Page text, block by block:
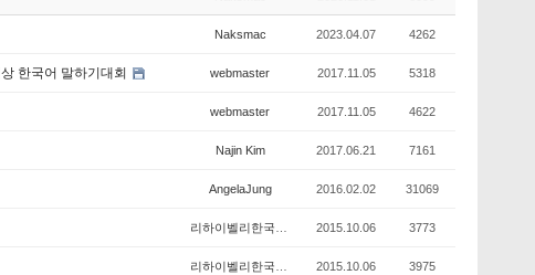
Naksmac 2023.04.07 4262
한국어 말하기대회 webmaster 2017.11.05 5318
webmaster 2017.11.05 4622
Najin Kim 2017.06.21 7161
AngelaJung 2016.02.02 31069
2015.10.06 3773
2015.10.06 3975